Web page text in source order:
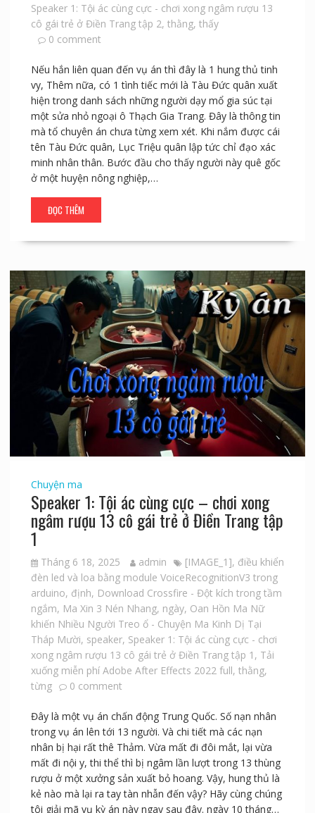
Speaker 1: Tội ác cùng cực - chơi xong ngâm rượu 13
cô gái trẻ ở Điền Trang tập 2, thằng, thấy
0 comment
Nếu hắn liên quan đến vụ án thì đây là 1 hung thủ tinh
vy, Thêm nữa, có 1 tình tiếc mới là Tàu Đức quân xuất
hiện trong danh sách những người dạy mổ gia súc tại
một sửa nhỏ ngoại ô Thạch Gia Trang. Đây là thông tin
mà tổ chuyên án chưa từng xem xét. Khi nắm được cái
tên Tàu Đức quân, Lục Triệu quân lập tức chỉ đạo xác
minh nhân thân. Bước đầu cho thấy người này quê gốc
ở một huyện nông nghiệp,…
ĐỌC THÊM
Chuyện ma
Speaker 1: Tội ác cùng cực – chơi xong
ngâm rượu 13 cô gái trẻ ở Điền Trang tập
1
Tháng 6 18, 2025 admin [IMAGE_1], điều khiển
đèn led và loa bằng module VoiceRecognitionV3 trong
arduino, định, Download Crossfire - Đột kích trong tầm
ngắm, Ma Xin 3 Nén Nhang, ngày, Oan Hồn Ma Nữ
khiến Nhiều Người Treo ổ - Chuyện Ma Kinh Dị Tại
Tháp Mười, speaker, Speaker 1: Tội ác cùng cực - chơi
xong ngâm rượu 13 cô gái trẻ ở Điền Trang tập 1 , Tải
xuống miễn phí Adobe After Effects 2022 full, thằng,
từng
0 comment
Đây là một vụ án chấn động Trung Quốc. Số nạn nhân
trong vụ án lên tới 13 người. Và chi tiết mà các nạn
nhân bị hại rất thê Thảm. Vừa mất đi đôi mắt, lại vừa
mất đi nội y, thi thể thì bị ngâm lần lượt trong 13 thùng
rượu ở một xưởng sản xuất bỏ hoang. Vậy, hung thủ là
kẻ nào mà lại ra tay tàn nhẫn đến vậy? Hãy cùng chúng
tôi giải mã vụ kỳ án này ngay sau đây. ngày 10 tháng…